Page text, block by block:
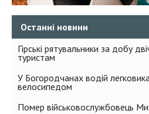
Останні новини
Гірські рятувальники за добу
туристам
У Богородчанах водій
велосипедом
Помер військовослужбовець